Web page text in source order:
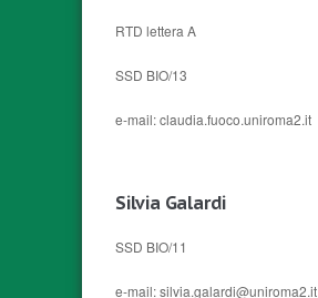
RTD lettera A
SSD BIO/13
e-mail: claudia.fuoco.uniroma2.it
Silvia Galardi
SSD BIO/11
e-mail: silvia.galardi@uniroma2.it